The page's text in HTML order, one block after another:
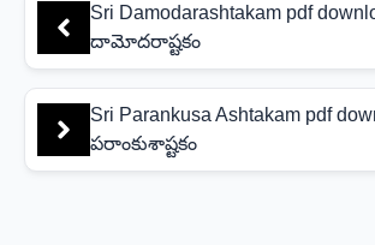
Sri Damodarashtakam pdf
దామోదరాష్టకం
Sri Parankusa Ashtakam pdf
పరాంకుశాష్టకం